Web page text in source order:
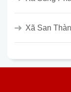
Xã San